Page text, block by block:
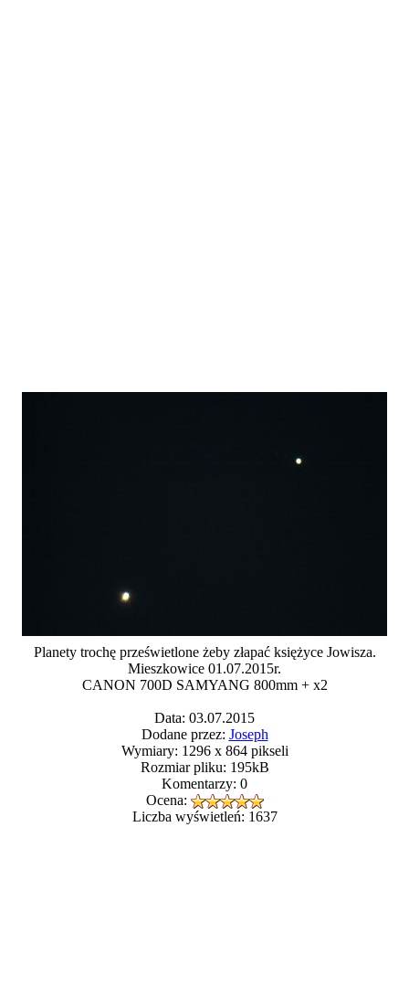
Planety trochę prześwietlone żeby złapać księżyce Jowisza.
Mieszkowice 01.07.2015r.
CANON 700D SAMYANG 800mm + x2
Data: 03.07.2015
Dodane przez: Joseph
Wymiary: 1296 x 864 pikseli
Rozmiar pliku: 195kB
Komentarzy: 0
Ocena:
Liczba wyświetleń: 1637